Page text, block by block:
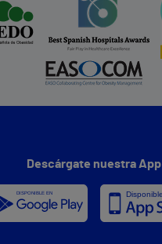
Descárgate nuestra App